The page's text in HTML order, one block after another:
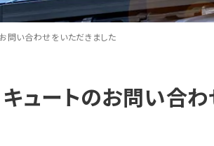
問い合わせをいただきました
ュートのお問い合わ